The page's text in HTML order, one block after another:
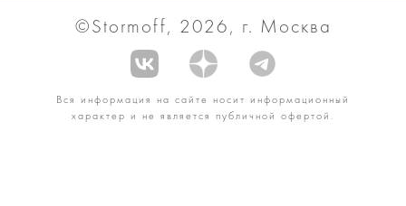
©Stormoff, 2026, г. Москва
Вся информация на сайте носит информационный
характер и не является публичной офертой.